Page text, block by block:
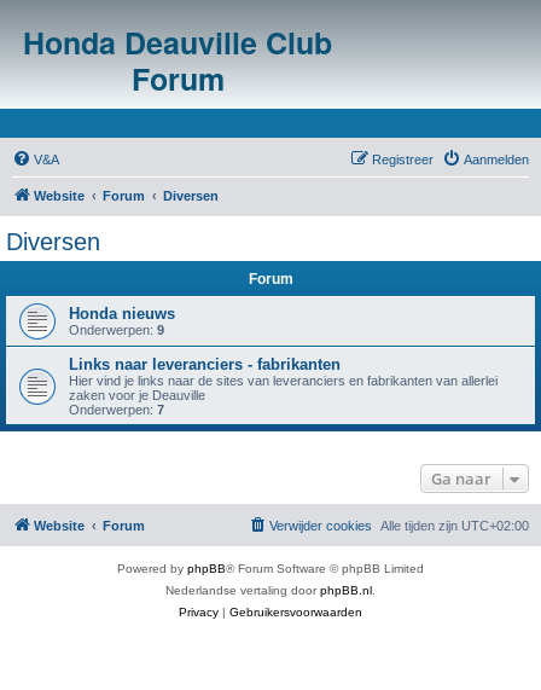
Honda Deauville Club
Forum
V&A Aanmelden
Registreer
Website Forum Diversen
Diversen
Forum
Honda nieuws
Onderwerpen: 9
Links naar leveranciers - fabrikanten
Hier vind je links naar de sites van leveranciers en fabrikanten van allerlei
zaken voor je Deauville
Onderwerpen: 7
Ga naar
Website Forum Alle tijden zijn UTC+02:00
Verwijder cookies
Powered by phpBB® Forum Software © phpBB Limited
Nederlandse vertaling doorphpBB.nl
Privacy | Gebruikersvoorwaarden